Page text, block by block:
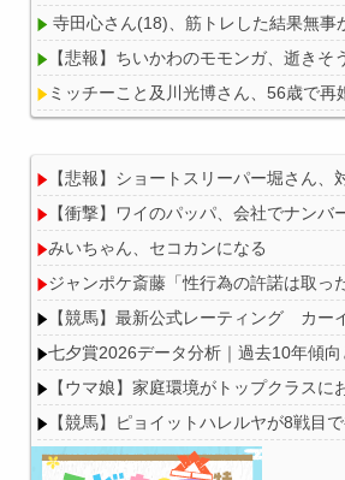
寺田心さん(18)、筋トレした結果無事
【悲報】ちいかわのモモンガ、逝きそ
ミッチーこと及川光博さん、56歳で
Powered by livedoor 相互RSS
【悲報】ショートスリーパー堀さん
【衝撃】ワイのパッパ、会社でナン
みいちゃん、セコカンになる
ジャンポケ斎藤「性行為の許諾は取っ
【競馬】最新公式レーティング カ
七夕賞2026データ分析｜過去10年傾
【ウマ娘】家庭環境がトップクラスに
【競馬】ピョイットハレルヤが8戦目